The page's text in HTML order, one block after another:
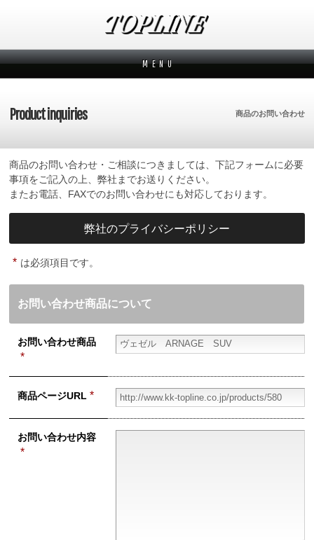
M E N U
Brands
ブランドから探す
会社概要
お問い合わせ
Product inquiries 商品のお問い合わせ
商品のお問い合わせ・ご相談につきましては、下記フォームに必要
事項をご記入の上、弊社までお送りください。
またお電話、FAXでのお問い合わせにも対応しております。
弊社のプライバシーポリシー
* は必須項目です。
お問い合わせ商品について
お問い合わせ商品
*
商品ページURL *
お問い合わせ内容
*